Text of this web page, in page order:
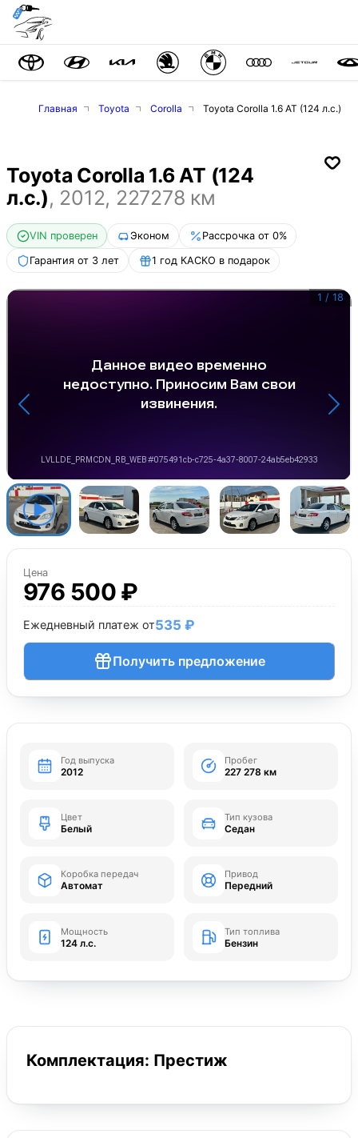
Главная Toyota Corolla Toyota Corolla 1.6 AT (124 л.с.)
Toyota Corolla 1.6 AT (124
л.с.), 2012, 227278 км
VIN проверен Эконом Рассрочка от 0%
Гарантия от 3 лет 1 год КАСКО в подарок
1 / 18
Цена
976 500 ₽
Ежедневный платеж от535 ₽
Получить предложение
Год выпуска
2012
Пробег
227 278 км
Цвет
Белый
Тип кузова
Седан
Коробка передач
Автомат
Привод
Передний
Мощность
124 л.с.
Тип топлива
Бензин
Комплектация: Престиж